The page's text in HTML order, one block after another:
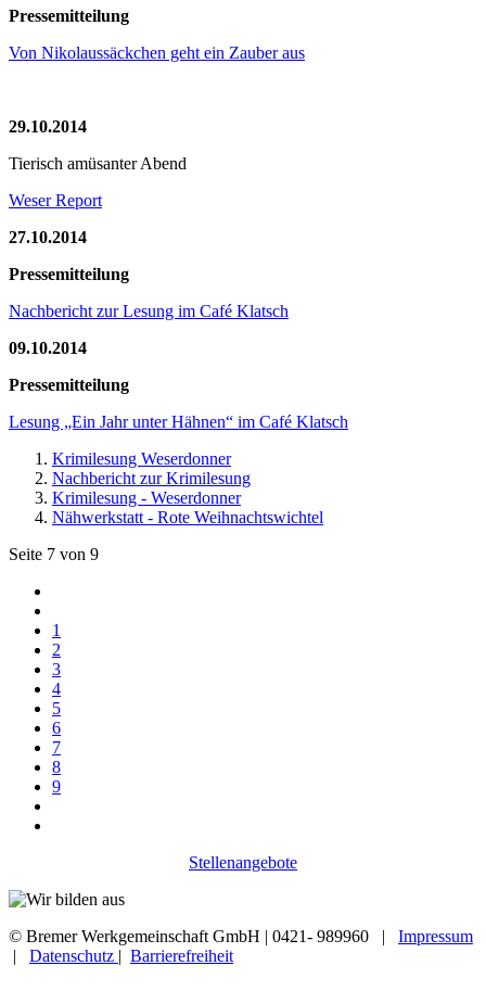
Pressemitteilung
Von Nikolaussäckchen geht ein Zauber aus
29.10.2014
Tierisch amüsanter Abend
Weser Report
27.10.2014
Pressemitteilung
Nachbericht zur Lesung im Café Klatsch
09.10.2014
Pressemitteilung
Lesung „Ein Jahr unter Hähnen“ im Café Klatsch
Krimilesung Weserdonner
Nachbericht zur Krimilesung
Krimilesung - Weserdonner
Nähwerkstatt - Rote Weihnachtswichtel
Seite 7 von 9
1
2
3
4
5
6
7
8
9
Stellenangebote
© Bremer Werkgemeinschaft GmbH | 0421- 989960 | Impressum
| Datenschutz | Barrierefreiheit